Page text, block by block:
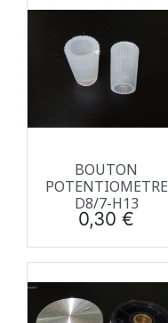
BOUTON
POTENTIOMETRE
D8/7-H13
Prix
0,30 €